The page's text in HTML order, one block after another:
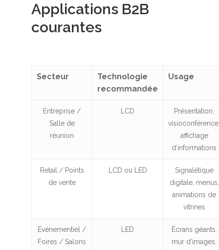
Applications B2B
courantes
Secteur
Technologie
recommandée
Usage
Entreprise /
Salle de
réunion
LCD
Présentation,
affichage
d’informations
Retail / Points
de vente
LCD ou LED
Signalétique
digitale, menus,
animations de
vitrines
Événementiel /
Foires / Salons
LED
Écrans géants,
mur d’images,